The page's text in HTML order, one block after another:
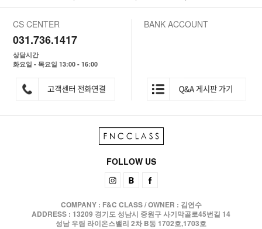
CS CENTER
031.736.1417
상담시간
화요일 - 목요일 13:00 - 16:00
BANK ACCOUNT
FOLLOW US
COMPANY : F&C CLASS / OWNER : 김연수
ADDRESS : 13209 경기도 성남시 중원구 사기막골로45번길 14
성남 우림 라이온스밸리 2차 B동 1702호,1703호